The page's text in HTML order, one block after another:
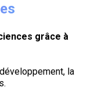
grâce à
la